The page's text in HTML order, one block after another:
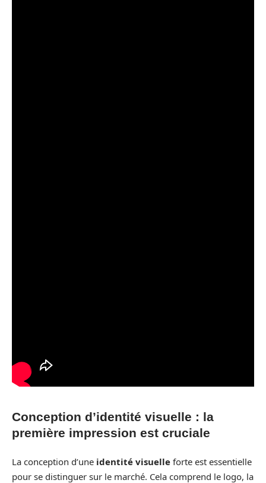
Conception d’identité visuelle : la
première impression est cruciale
La conception d’une identité visuelle forte est essentielle
pour se distinguer sur le marché. Cela comprend le logo, la